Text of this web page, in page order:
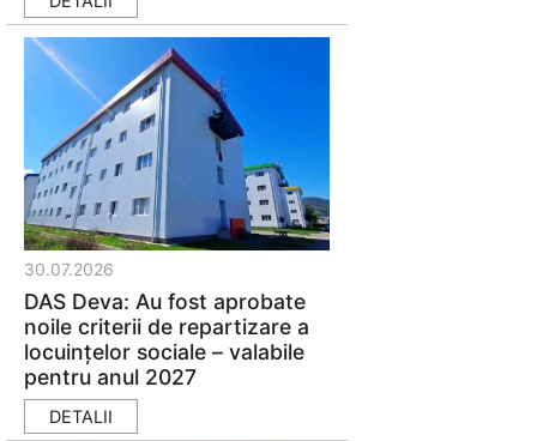
30.07.2026
DAS Deva: Au fost aprobate
noile criterii de repartizare a
locuințelor sociale – valabile
pentru anul 2027
DETALII